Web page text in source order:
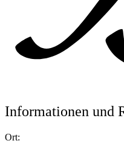
Informationen und
Ort: